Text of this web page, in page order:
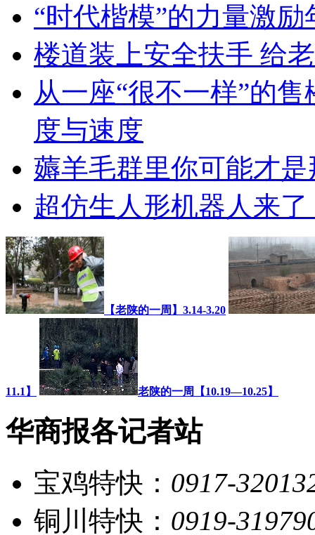
“时代楷模”的力量激励
楼道装上安全扶手 给
从一座“很不一样”的
度与速度
薅羊毛群里你可能才
超仿生人形机器人来
【老陕的一周】3.14-3.20
11.1】 老陕的一周【10.19—10.25】
华商报各记者站
宝鸡特快： 0917-
铜川特快： 0919-